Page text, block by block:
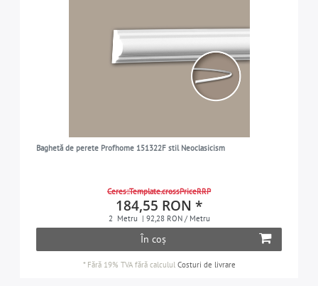
Baghetă de perete Profhome 151322F stil Neoclasicism
Ceres::Template.crossPriceRRP
184,55 RON *
2 Metru | 92,28 RON / Metru
În coș
* Fără 19% TVAfără calculul Costuri de livrare